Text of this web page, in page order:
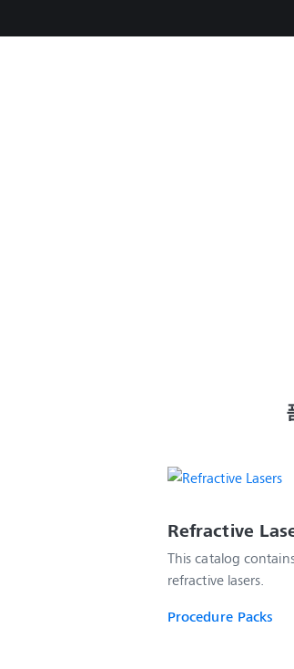
Refractive
This catalog
refractive lasers.
Procedure Packs